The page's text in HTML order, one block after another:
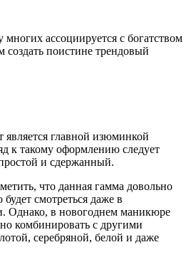
многих ассоциируется с богатством
поистине трендовый
является главной изюминкой
к такому оформлению следует
и сдержанный.
что данная гамма довольно
смотреться даже в
Однако, в новогоднем маникюре
комбинировать с другими
серебряной, белой и даже